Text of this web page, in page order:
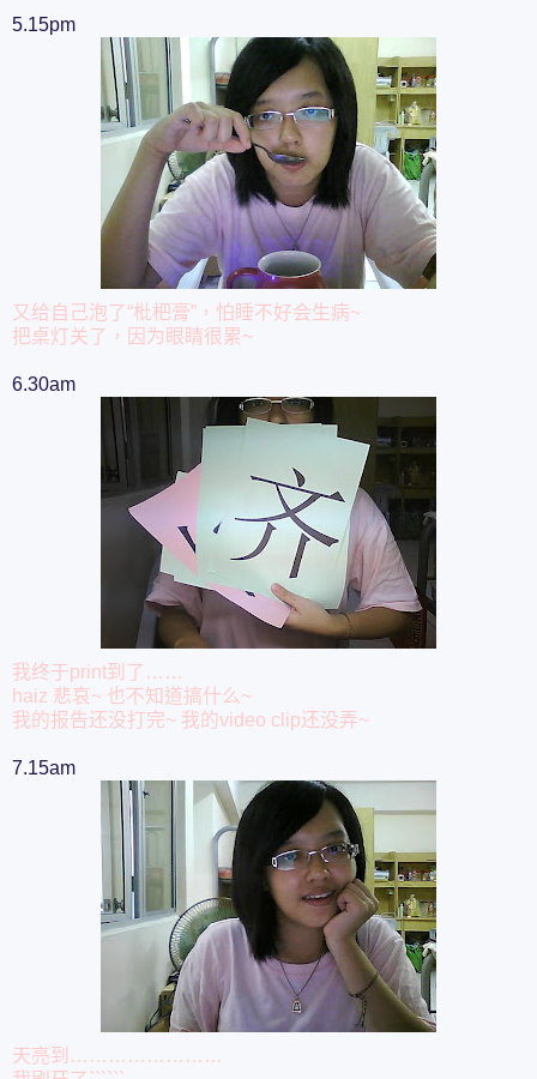
5.15pm
又给自己泡了“枇杷膏”，怕睡不好会生病~
把桌灯关了，因为眼睛很累~
6.30am
我终于print到了……
haiz 悲哀~ 也不知道搞什么~
我的报告还没打完~ 我的video clip还没弄~
7.15am
天亮到……………………